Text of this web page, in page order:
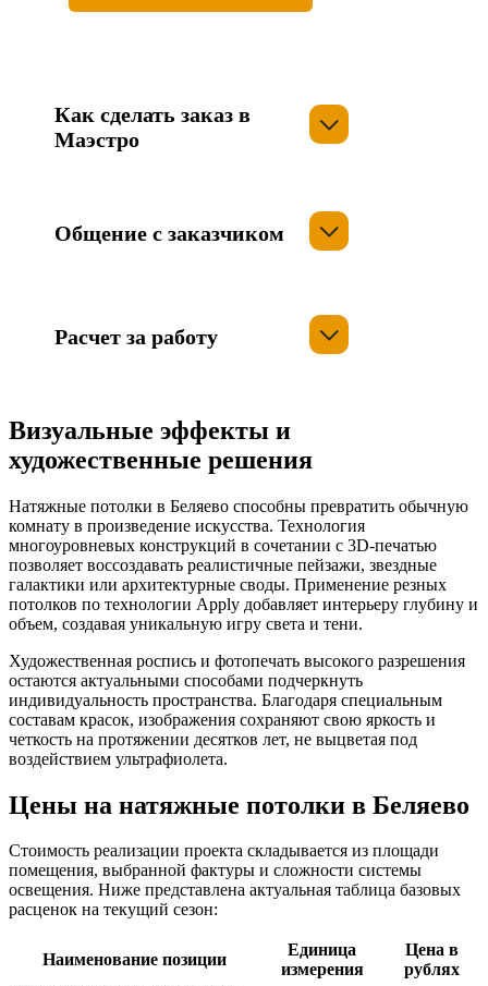
Как сделать заказ в
Маэстро
Общение с заказчиком
Расчет за работу
Визуальные эффекты и
художественные решения
Натяжные потолки в Беляево способны превратить обычную
комнату в произведение искусства. Технология
многоуровневых конструкций в сочетании с 3D-печатью
позволяет воссоздавать реалистичные пейзажи, звездные
галактики или архитектурные своды. Применение резных
потолков по технологии Apply добавляет интерьеру глубину и
объем, создавая уникальную игру света и тени.
Художественная роспись и фотопечать высокого разрешения
остаются актуальными способами подчеркнуть
индивидуальность пространства. Благодаря специальным
составам красок, изображения сохраняют свою яркость и
четкость на протяжении десятков лет, не выцветая под
воздействием ультрафиолета.
Цены на натяжные потолки в Беляево
Стоимость реализации проекта складывается из площади
помещения, выбранной фактуры и сложности системы
освещения. Ниже представлена актуальная таблица базовых
расценок на текущий сезон:
Наименование позиции
Единица
измерения
Цена в
рублях